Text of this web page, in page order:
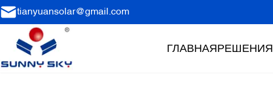
tianyuansolar@gmail.com
ГЛАВНАЯРЕШЕНИЯ